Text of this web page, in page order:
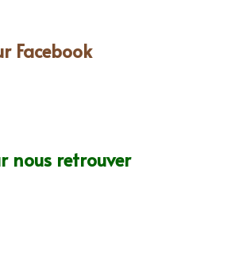
Facebook
nous retrouver